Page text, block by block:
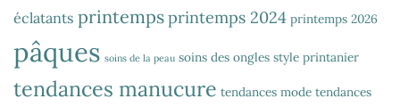
éclatants printempsprintemps 2024 printemps 2026
pâques soins de la peau soins des ongles style printanier
tendances manucure tendances mode tendances